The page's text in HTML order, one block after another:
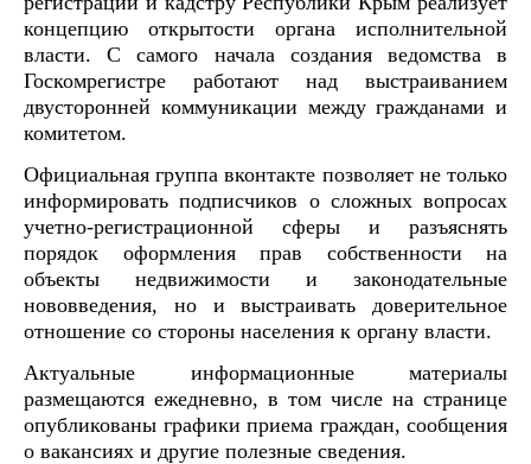
концепцию открытости органа исполнительной
власти. С самого начала создания ведомства в
Госкомрегистре работают над выстраиванием
двусторонней коммуникации между гражданами и
комитетом.
Официальная группа вконтакте позволяет не только
информировать подписчиков о сложных вопросах
учетно-регистрационной сферы и разъяснять
порядок оформления прав собственности на
объекты недвижимости и законодательные
нововведения, но и выстраивать доверительное
отношение со стороны населения к органу власти.
Актуальные информационные материалы
размещаются ежедневно, в том числе на странице
опубликованы графики приема граждан, сообщения
о вакансиях и другие полезные сведения.